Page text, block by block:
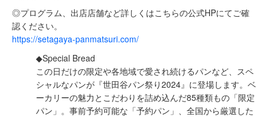
◎プログラム、出店店舗など詳しくはこちらの公式HPにてご確
認ください。
https://setagaya-panmatsuri.com/
◆Special Bread
この日だけの限定や各地域で愛され続けるパンなど、スペ
シャルなパンが『世田谷パン祭り2024』に登場します。ベ
ーカリーの魅力とこだわりを詰め込んだ85種類もの「限定
パン」。事前予約可能な「予約パン」、全国から厳選した